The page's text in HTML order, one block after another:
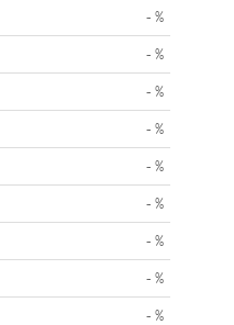
- %
- %
- %
- %
- %
- %
- %
- %
- %